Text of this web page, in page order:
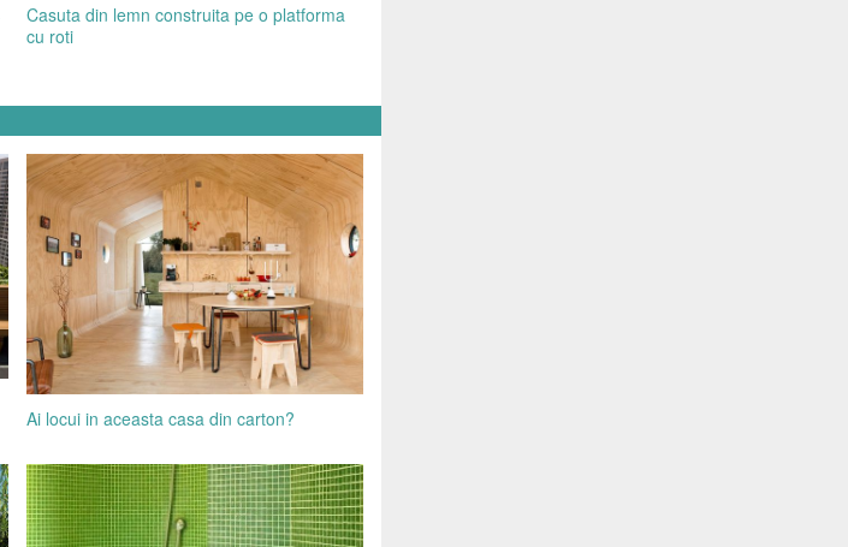
Casuta din lemn construita pe o platforma
cu roti
Ai locui in aceasta casa din carton?